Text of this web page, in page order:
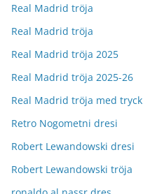
Real Madrid tröja
Real Madrid tröja
Real Madrid tröja 2025
Real Madrid tröja 2025-26
Real Madrid tröja med tryck
Retro Nogometni dresi
Robert Lewandowski dresi
Robert Lewandowski tröja